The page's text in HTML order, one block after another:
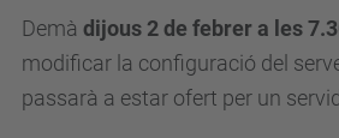
Demà dijous 2 de febrer a les
modificar la configuració del
passarà a estar ofert per un